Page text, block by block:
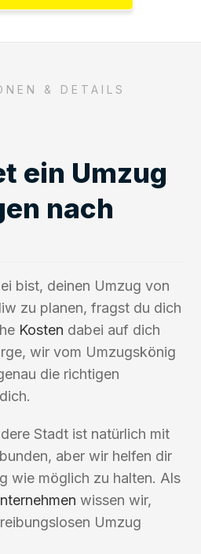
& DETAILS
ein Umzug
nach
bist, deinen Umzug von
zu planen, fragst du dich
Kosten dabei auf dich
wir vom Umzugskönig
die richtigen
Stadt ist natürlich mit
aber wir helfen dir
wie möglich zu halten. Als
wissen wir,
Umzug